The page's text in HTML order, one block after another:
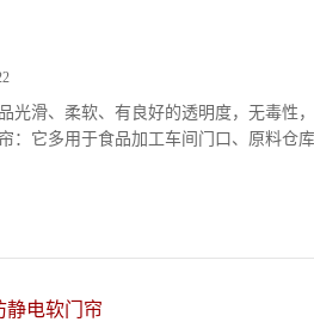
光滑、柔软、有良好的透明度，无毒性
：它多用于食品加工车间门口、原料仓
静电软门帘